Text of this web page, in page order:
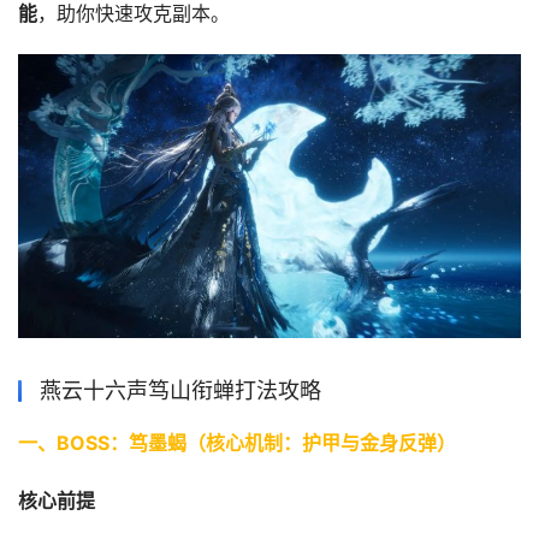
能，助你快速攻克副本。
燕云十六声笃山衔蝉打法攻略
一、BOSS：笃墨蝎（核心机制：护甲与金身反弹）
核心前提